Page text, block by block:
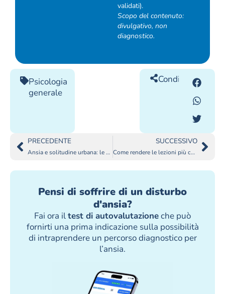
validati).
Scopo del contenuto:
divulgativo, non
diagnostico.
Psicologia
generale
Condividilo
PRECEDENTE
Ansia e solitudine urbana: le città aumentano lo stress emotivo?
SUCCESSIVO
Come rendere le lezioni più coinvolgenti per studenti ADHD?
Pensi di soffrire di un disturbo
d'ansia?
Fai ora iltest di autovalutazioneche può
fornirti una prima indicazione sulla possibilità
di intraprendere un percorso diagnostico per
l’ansia.